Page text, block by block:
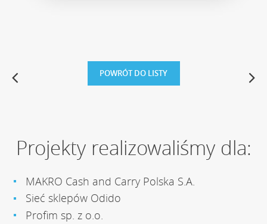
POWRÓT DO LISTY
Projekty realizowaliśmy dla:
MAKRO Cash and Carry Polska S.A.
Sieć sklepów Odido
Profim sp. z o.o.